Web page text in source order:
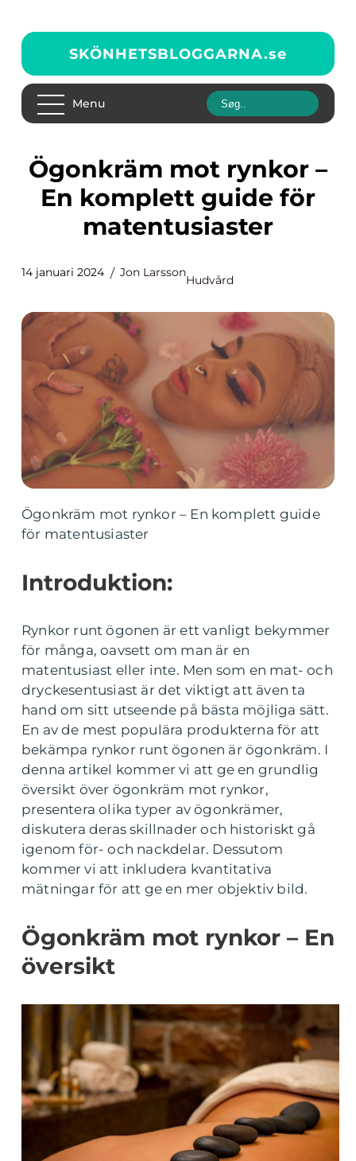
SKÖNHETSBLOGGARNA.se
Menu
Ögonkräm mot rynkor –
En komplett guide för
matentusiaster
14 januari 2024 Jon Larsson
Hudvård
Ögonkräm mot rynkor – En komplett guide
för matentusiaster
Introduktion:
Rynkor runt ögonen är ett vanligt bekymmer
för många, oavsett om man är en
matentusiast eller inte. Men som en mat- och
dryckesentusiast är det viktigt att även ta
hand om sitt utseende på bästa möjliga sätt.
En av de mest populära produkterna för att
bekämpa rynkor runt ögonen är ögonkräm. I
denna artikel kommer vi att ge en grundlig
översikt över ögonkräm mot rynkor,
presentera olika typer av ögonkrämer,
diskutera deras skillnader och historiskt gå
igenom för- och nackdelar. Dessutom
kommer vi att inkludera kvantitativa
mätningar för att ge en mer objektiv bild.
Ögonkräm mot rynkor – En
översikt